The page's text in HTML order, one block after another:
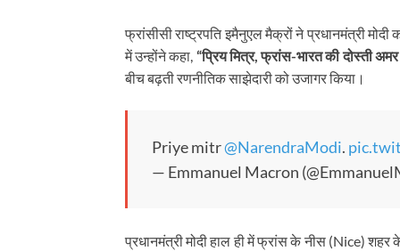
फ्रांसीसी राष्ट्रपति इमैनुएल मैक्रों ने प्रधानमंत्री
में उन्होंने कहा, “प्रिय मित्र, फ्रांस-भारत की दोस्ती
बीच बढ़ती रणनीतिक साझेदारी को उजागर किया।
Priye mitr@NarendraModi.
— Emmanuel Macron
प्रधानमंत्री मोदी हाल ही में फ्रांस के नीस (Nice) शहर